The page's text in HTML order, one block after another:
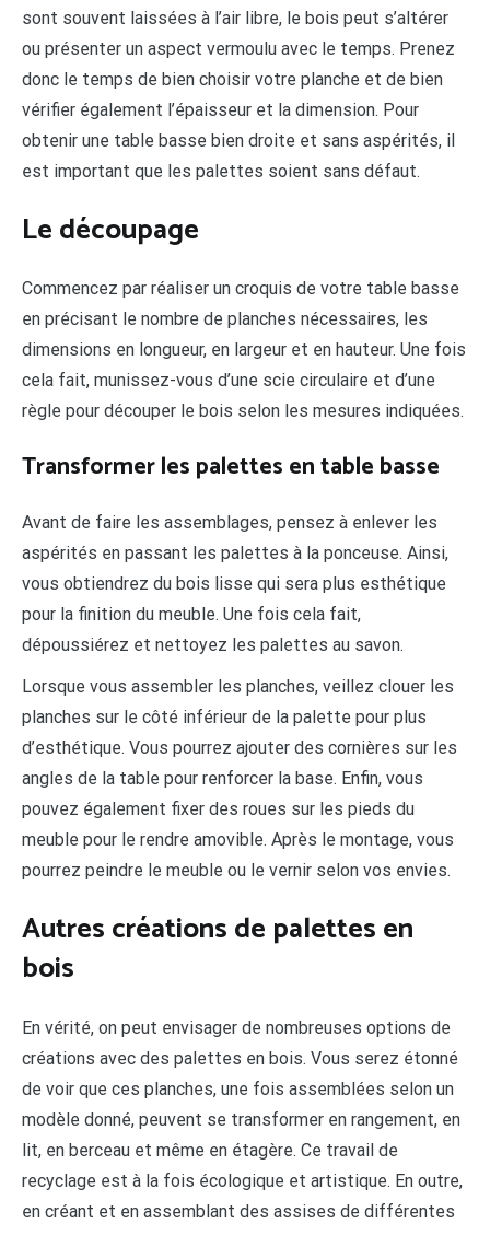
sont souvent laissées à l’air libre, le bois peut s’altérer
ou présenter un aspect vermoulu avec le temps. Prenez
donc le temps de bien choisir votre planche et de bien
vérifier également l’épaisseur et la dimension. Pour
obtenir une table basse bien droite et sans aspérités, il
est important que les palettes soient sans défaut.
Le découpage
Commencez par réaliser un croquis de votre table basse
en précisant le nombre de planches nécessaires, les
dimensions en longueur, en largeur et en hauteur. Une fois
cela fait, munissez-vous d’une scie circulaire et d’une
règle pour découper le bois selon les mesures indiquées.
Transformer les palettes en table basse
Avant de faire les assemblages, pensez à enlever les
aspérités en passant les palettes à la ponceuse. Ainsi,
vous obtiendrez du bois lisse qui sera plus esthétique
pour la finition du meuble. Une fois cela fait,
dépoussiérez et nettoyez les palettes au savon.
Lorsque vous assembler les planches, veillez clouer les
planches sur le côté inférieur de la palette pour plus
d’esthétique. Vous pourrez ajouter des cornières sur les
angles de la table pour renforcer la base. Enfin, vous
pouvez également fixer des roues sur les pieds du
meuble pour le rendre amovible. Après le montage, vous
pourrez peindre le meuble ou le vernir selon vos envies.
Autres créations de palettes en
bois
En vérité, on peut envisager de nombreuses options de
créations avec des palettes en bois. Vous serez étonné
de voir que ces planches, une fois assemblées selon un
modèle donné, peuvent se transformer en rangement, en
lit, en berceau et même en étagère. Ce travail de
recyclage est à la fois écologique et artistique. En outre,
en créant et en assemblant des assises de différentes